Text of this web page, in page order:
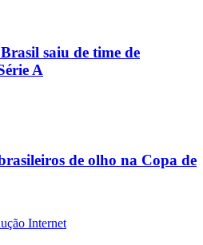
saiu de time de
A
de olho na Copa de